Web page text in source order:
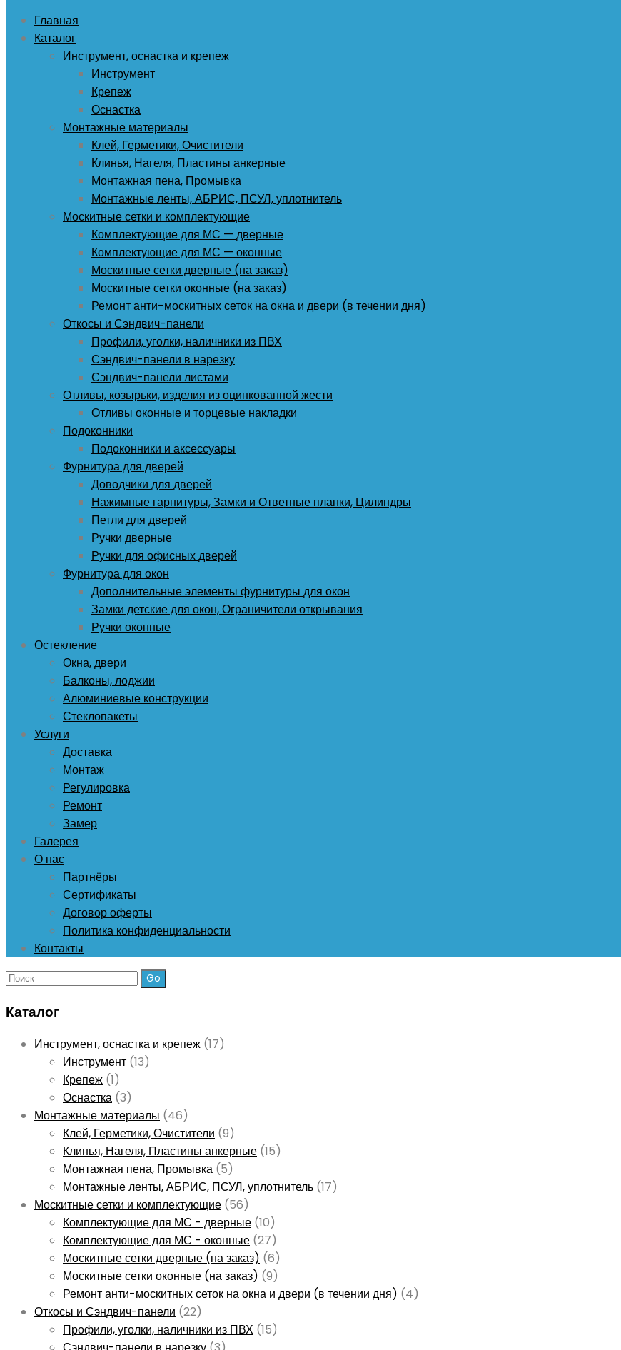
Главная
Каталог
Инструмент, оснастка и крепеж
Инструмент
Крепеж
Оснастка
Монтажные материалы
Клей, Герметики, Очистители
Клинья, Нагеля, Пластины анкерные
Монтажная пена, Промывка
Монтажные ленты, АБРИС, ПСУЛ, уплотнитель
Москитные сетки и комплектующие
Комплектующие для МС — дверные
Комплектующие для МС — оконные
Москитные сетки дверные (на заказ)
Москитные сетки оконные (на заказ)
Ремонт анти-москитных сеток на окна и двери (в течении дня)
Откосы и Сэндвич-панели
Профили, уголки, наличники из ПВХ
Сэндвич-панели в нарезку
Сэндвич-панели листами
Отливы, козырьки, изделия из оцинкованной жести
Отливы оконные и торцевые накладки
Подоконники
Подоконники и аксессуары
Фурнитура для дверей
Доводчики для дверей
Нажимные гарнитуры, Замки и Ответные планки, Цилиндры
Петли для дверей
Ручки дверные
Ручки для офисных дверей
Фурнитура для окон
Дополнительные элементы фурнитуры для окон
Замки детские для окон, Ограничители открывания
Ручки оконные
Остекление
Окна, двери
Балконы, лоджии
Алюминиевые конструкции
Стеклопакеты
Услуги
Доставка
Монтаж
Регулировка
Ремонт
Замер
Галерея
О нас
Партнёры
Сертификаты
Договор оферты
Политика конфиденциальности
Контакты
Поиск:
Каталог
Инструмент, оснастка и крепеж (17)
Инструмент (13)
Крепеж (1)
Оснастка (3)
Монтажные материалы (46)
Клей, Герметики, Очистители (9)
Клинья, Нагеля, Пластины анкерные (15)
Монтажная пена, Промывка (5)
Монтажные ленты, АБРИС, ПСУЛ, уплотнитель (17)
Москитные сетки и комплектующие (56)
Комплектующие для МС - дверные (10)
Комплектующие для МС - оконные (27)
Москитные сетки дверные (на заказ) (6)
Москитные сетки оконные (на заказ) (9)
Ремонт анти-москитных сеток на окна и двери (в течении дня) (4)
Откосы и Сэндвич-панели (22)
Профили, уголки, наличники из ПВХ (15)